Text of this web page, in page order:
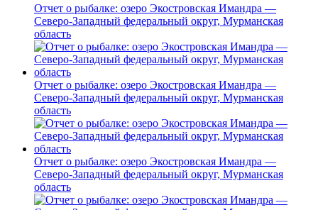
Отчет о рыбалке: озеро Экостровская Имандра —
Северо-Западный федеральный округ, Мурманская
область
Отчет о рыбалке: озеро Экостровская Имандра —
Северо-Западный федеральный округ, Мурманская
область
Отчет о рыбалке: озеро Экостровская Имандра —
Северо-Западный федеральный округ, Мурманская
область